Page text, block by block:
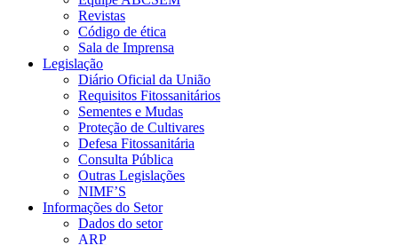
Revistas
Código de ética
Sala de Imprensa
Legislação
Diário Oficial da União
Requisitos Fitossanitários
Sementes e Mudas
Proteção de Cultivares
Defesa Fitossanitária
Consulta Pública
Outras Legislações
NIMF’S
Informações do Setor
Dados do setor
ARP